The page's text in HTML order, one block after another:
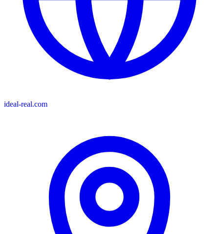
ideal-real.com